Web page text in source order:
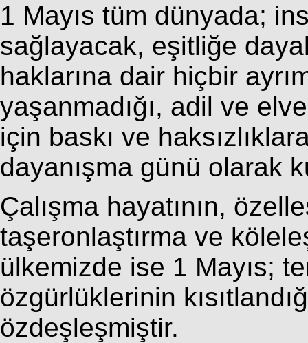
1 Mayıs tüm dünyada;
sağlayacak, eşitliğe
haklarına dair hiçbir
yaşanmadığı, adil ve
için baskı ve
dayanışma günü olarak
Çalışma hayatının,
taşeronlaştırma ve
ülkemizde ise 1 Mayıs;
özgürlüklerinin
özdeşleşmiştir.